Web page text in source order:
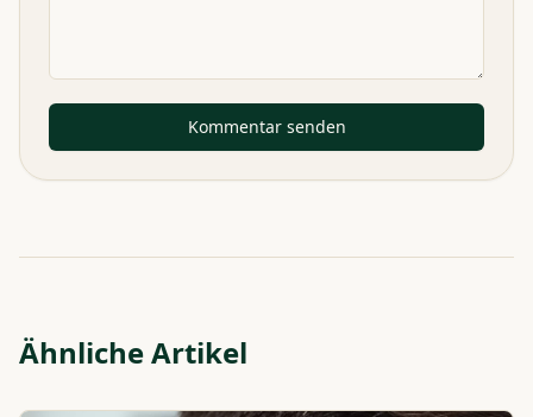
Kommentar senden
Ähnliche Artikel